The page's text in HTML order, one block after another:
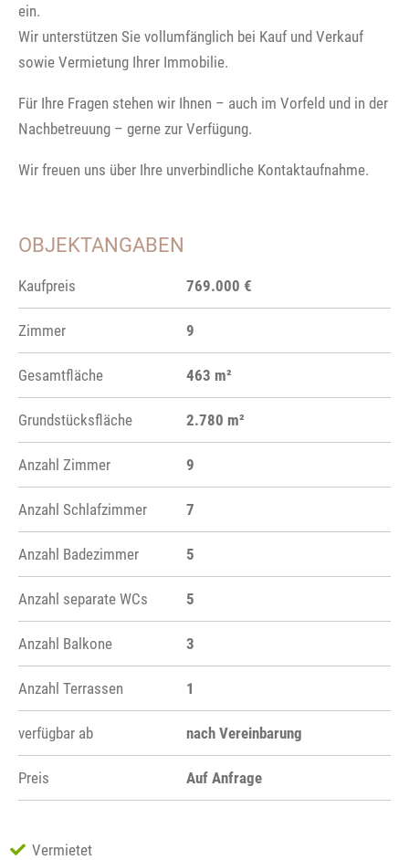
ein.
Wir unterstützen Sie vollumfänglich bei Kauf und Verkauf
sowie Vermietung Ihrer Immobilie.
Für Ihre Fragen stehen wir Ihnen – auch im Vorfeld und in der
Nachbetreuung – gerne zur Verfügung.
Wir freuen uns über Ihre unverbindliche Kontaktaufnahme.
OBJEKTANGABEN
Kaufpreis 769.000 €
Zimmer 9
Gesamtfläche 463 m²
Grundstücksfläche 2.780 m²
Anzahl Zimmer 9
Anzahl Schlafzimmer 7
Anzahl Badezimmer 5
Anzahl separate WCs 5
Anzahl Balkone 3
Anzahl Terrassen 1
verfügbar ab nach Vereinbarung
Preis Auf Anfrage
Vermietet